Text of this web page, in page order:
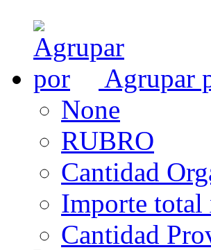
Agrupar
None
RUBRO
Cantidad
Importe total
Cantidad